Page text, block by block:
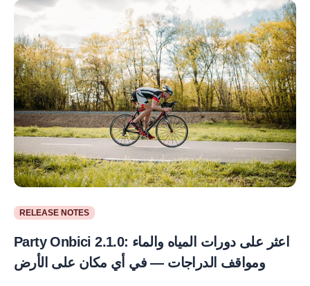
RELEASE NOTES
Party Onbici 2.1.0: اعثر على دورات المياه والماء
ومواقف الدراجات — في أي مكان على الأرض